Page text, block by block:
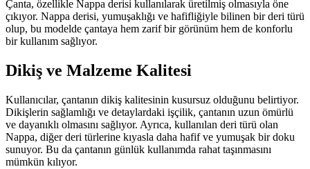
Çanta, özellikle Nappa derisi kullanılarak üretilmiş olmasıyla öne
çıkıyor. Nappa derisi, yumuşaklığı ve hafifliğiyle bilinen bir deri türü
olup, bu modelde çantaya hem zarif bir görünüm hem de konforlu
bir kullanım sağlıyor.
Dikiş ve Malzeme Kalitesi
Kullanıcılar, çantanın dikiş kalitesinin kusursuz olduğunu belirtiyor.
Dikişlerin sağlamlığı ve detaylardaki işçilik, çantanın uzun ömürlü
ve dayanıklı olmasını sağlıyor. Ayrıca, kullanılan deri türü olan
Nappa, diğer deri türlerine kıyasla daha hafif ve yumuşak bir doku
sunuyor. Bu da çantanın günlük kullanımda rahat taşınmasını
mümkün kılıyor.